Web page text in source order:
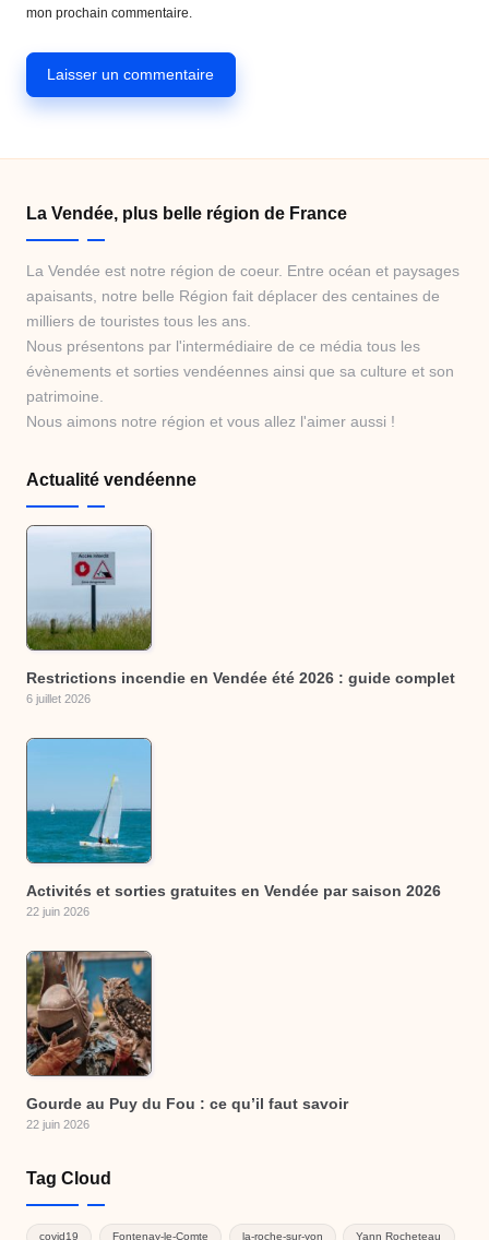
mon prochain commentaire.
La Vendée, plus belle région de France
La Vendée est notre région de coeur. Entre océan et paysages
apaisants, notre belle Région fait déplacer des centaines de
milliers de touristes tous les ans.
Nous présentons par l'intermédiaire de ce média tous les
évènements et sorties vendéennes ainsi que sa culture et son
patrimoine.
Nous aimons notre région et vous allez l'aimer aussi !
Actualité vendéenne
Restrictions incendie en Vendée été 2026 : guide complet
6 juillet 2026
Activités et sorties gratuites en Vendée par saison 2026
22 juin 2026
Gourde au Puy du Fou : ce qu’il faut savoir
22 juin 2026
Tag Cloud
covid19 Fontenay-le-Comte la-roche-sur-yon Yann Rocheteau